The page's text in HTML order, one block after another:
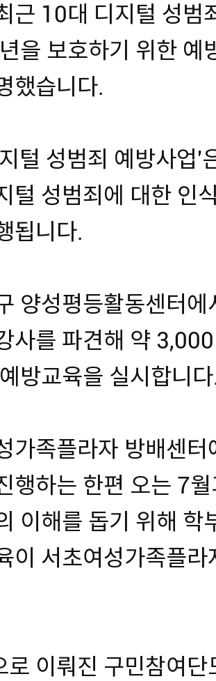
근 10대 디지털 성
을 보호하기 위한 예
했습니다.
털 성범죄 예방사업'
털 성범죄에 대한 인
됩니다.
양성평등활동센터
사를 파견해 약
방교육을 실시합니
가족플라자 방배센
행하는 한편 오는 7
이해를 돕기 위해 학
이 서초여성가족플
로 이뤄진 구민참여